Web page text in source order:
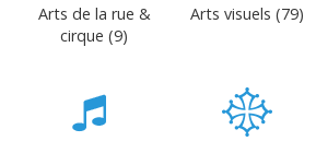
Arts de la rue &
cirque (9)
Arts visuels (79)